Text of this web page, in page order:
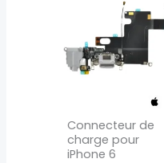
Connecteur de
charge pour
iPhone 6